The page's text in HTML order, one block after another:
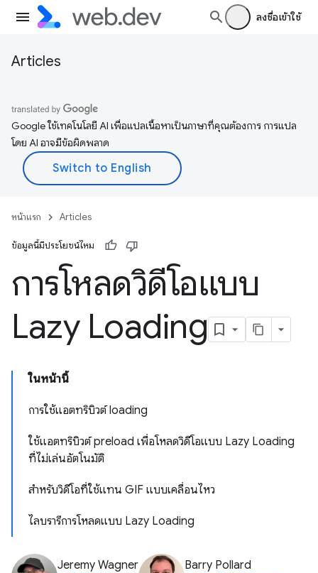
ลงชื่อเข้าใช้
Articles
Google ใช้เทคโนโลยี AI เพื่อแปลเนื้อหาเป็นภาษาที่คุณต้องการ การแปล
โดย AI อาจมีข้อผิดพลาด
หน้าแรก Articles
ข้อมูลนี้มีประโยชน์ไหม
การโหลดวิดีโอแบบ
Lazy Loading
ในหน้านี้
การใช้แอตทริบิวต์ loading
ใช้แอตทริบิวต์ preload เพื่อโหลดวิดีโอแบบ Lazy Loading
ที่ไม่เล่นอัตโนมัติ
สำหรับวิดีโอที่ใช้แทน GIF แบบเคลื่อนไหว
ไลบรารีการโหลดแบบ Lazy Loading
Jeremy Wagner Barry Pollard